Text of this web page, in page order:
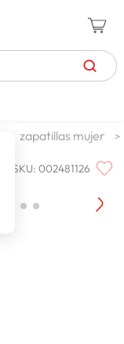
zapatillas mujer
SKU:002481126